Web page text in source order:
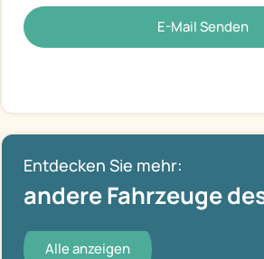
E-Mail Senden
Entdecken Sie mehr:
andere Fahrzeuge
Alle anzeigen